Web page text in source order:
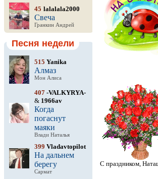
45 lalalala2000
Свеча
Гранкин Андрей
Песня недели
515 Yanika
Алмаз
Мон Алиса
407 -VALKYRYA-
& 1966av
Когда
погаснут
маяки
Влади Наталья
399 Vladavtopilot
На дальнем
берегу
Сармат
С праздником,